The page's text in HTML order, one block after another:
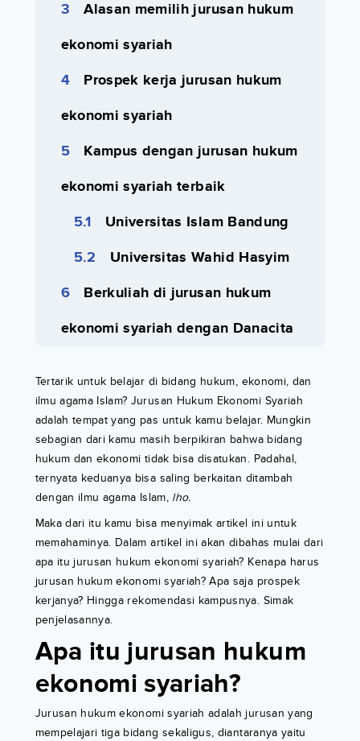
Alasan memilih jurusan hukum
ekonomi syariah
Prospek kerja jurusan hukum
ekonomi syariah
Kampus dengan jurusan hukum
ekonomi syariah terbaik
Universitas Islam Bandung
Universitas Wahid Hasyim
Berkuliah di jurusan hukum
ekonomi syariah dengan Danacita
Tertarik untuk belajar di bidang hukum, ekonomi, dan
ilmu agama Islam? Jurusan Hukum Ekonomi Syariah
adalah tempat yang pas untuk kamu belajar. Mungkin
sebagian dari kamu masih berpikiran bahwa bidang
hukum dan ekonomi tidak bisa disatukan. Padahal,
ternyata keduanya bisa saling berkaitan ditambah
dengan ilmu agama Islam, lho.
Maka dari itu kamu bisa menyimak artikel ini untuk
memahaminya. Dalam artikel ini akan dibahas mulai dari
apa itu jurusan hukum ekonomi syariah? Kenapa harus
jurusan hukum ekonomi syariah? Apa saja prospek
kerjanya? Hingga rekomendasi kampusnya. Simak
penjelasannya.
Apa itu jurusan hukum
ekonomi syariah?
Jurusan hukum ekonomi syariah adalah jurusan yang
mempelajari tiga bidang sekaligus, diantaranya yaitu